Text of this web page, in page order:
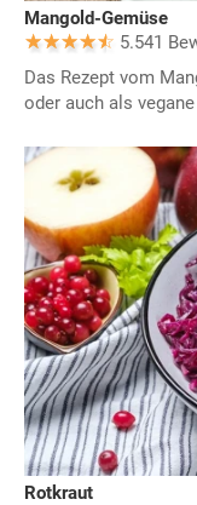
Mangold-Gemüse
5.541
Das Rezept vom
oder auch als
Rotkraut